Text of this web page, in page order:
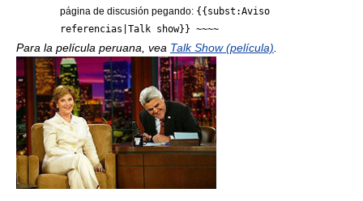
página de discusión pegando: {{subst:Aviso
referencias|Talk show}} ~~~~
Para la película peruana, vea Talk Show (película)